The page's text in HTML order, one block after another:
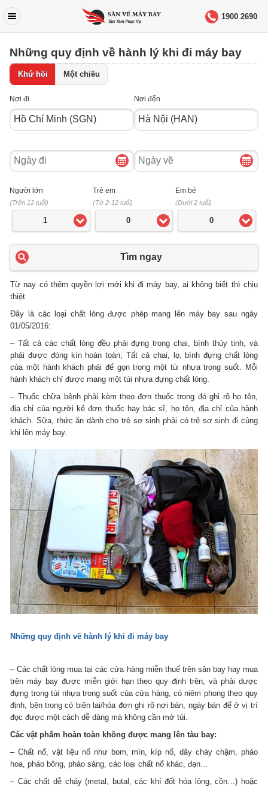
1900 2690
Những quy định về hành lý khi đi máy bay
Khứ hồi Một chiều
Nơi đi Nơi đến
Ngày
đi
Ngày
về
Người lớn
(Trên 12 tuổi)
1
Trẻ em
(Từ 2-12 tuổi)
0
Em bé
(Dưới 2 tuổi)
0
Tìm ngay
Từ nay có thêm quyền lợi mới khi đi máy bay, ai không biết thì chịu
thiệt
Đây là các loại chất lỏng được phép mang lên máy bay sau ngày
01/05/2016:
– Tất cả các chất lỏng đều phải đựng trong chai, bình thủy tinh, và
phải được đóng kín hoàn toàn; Tất cả chai, lọ, bình đựng chất lỏng
của một hành khách phải để gọn trong một túi nhựa trong suốt. Mỗi
hành khách chỉ được mang một túi nhựa đựng chất lỏng.
– Thuốc chữa bệnh phải kèm theo đơn thuốc trong đó ghi rõ họ tên,
địa chỉ của người kê đơn thuốc hay bác sĩ, họ tên, địa chỉ của hành
khách. Sữa, thức ăn dành cho trẻ sơ sinh phải có trẻ sơ sinh đi cùng
khi lên máy bay.
Những quy định về hành lý khi đi máy bay
– Các chất lỏng mua tại các cửa hàng miễn thuế trên sân bay hay mua
trên máy bay được miễn giới hạn theo quy định trên, và phải dược
đựng trong túi nhựa trong suốt của cửa hàng, có niêm phong theo quy
định, bên trong có biên lai/hóa đơn ghi rõ nơi bán, ngày bán để ở vị trí
đọc được một cách dễ dàng mà không cần mở túi.
Các vật phẩm hoàn toàn không được mang lên tàu bay:
– Chất nổ, vật liệu nổ như bom, mìn, kíp nổ, dây cháy chậm, pháo
hoa, pháo bông, pháo sáng, các loại chất nổ khác, đạn…
– Các chất dễ cháy (metal, butal, các khí đốt hóa lỏng, cồn…) hoặc